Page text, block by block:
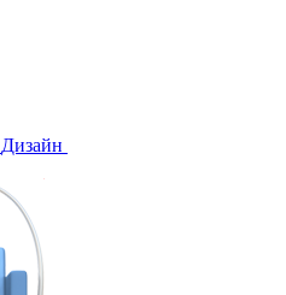
Дизайн